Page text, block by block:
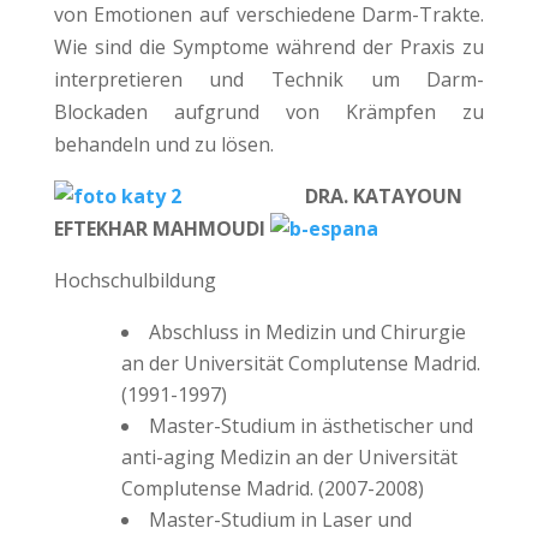
von Emotionen auf verschiedene Darm-Trakte.
Wie sind die Symptome während der Praxis zu
interpretieren und Technik um Darm-
Blockaden aufgrund von Krämpfen zu
behandeln und zu lösen.
DRA. KATAYOUN
EFTEKHAR MAHMOUDI
Hochschulbildung
Abschluss in Medizin und Chirurgie
an der Universität Complutense Madrid.
(1991-1997)
Master-Studium in ästhetischer und
anti-aging Medizin an der Universität
Complutense Madrid. (2007-2008)
Master-Studium in Laser und